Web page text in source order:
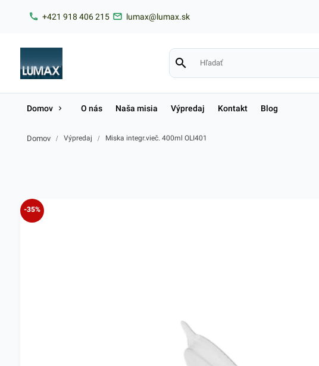
+421 918 406 215 lumax@lumax.sk
Domov O nás Naša misia Výpredaj Kontakt Blog
Domov / Výpredaj / Miska integr.vieč. 400ml OLI401
-35%